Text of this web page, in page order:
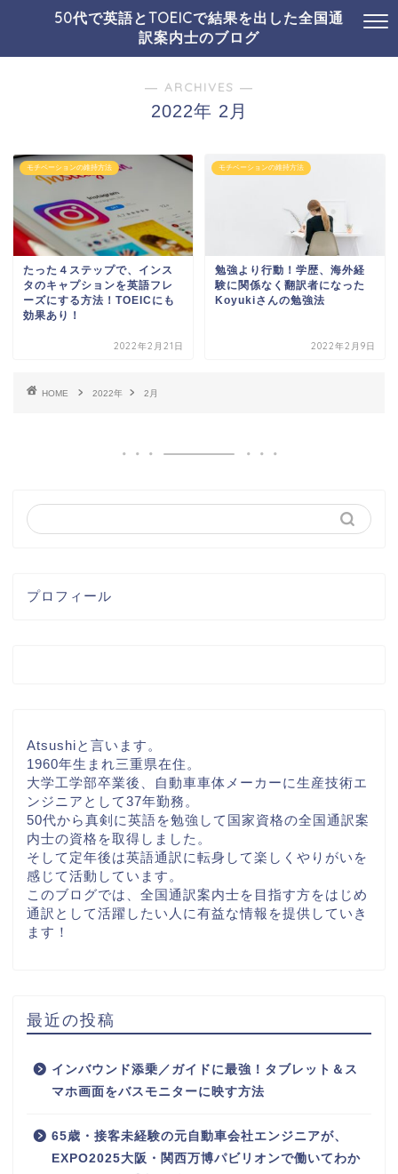
50代で英語とTOEICで結果を出した全国通
訳案内士のブログ
― ARCHIVES ―
2022年 2月
モチベーションの維持方法
たった４ステップで、インス
タのキャプションを英語フレ
ーズにする方法！TOEICにも
効果あり！
2022年2月21日
モチベーションの維持方法
勉強より行動！学歴、海外経
験に関係なく翻訳者になった
Koyukiさんの勉強法
2022年2月9日
HOME 2022年 2月
プロフィール
Atsushiと言います。
1960年生まれ三重県在住。
大学工学部卒業後、自動車車体メーカーに生産技術エ
ンジニアとして37年勤務。
50代から真剣に英語を勉強して国家資格の全国通訳案
内士の資格を取得しました。
そして定年後は英語通訳に転身して楽しくやりがいを
感じて活動しています。
このブログでは、全国通訳案内士を目指す方をはじめ
通訳として活躍したい⼈に有益な情報を提供していき
ます！
最近の投稿
インバウンド添乗／ガイドに最強！タブレット＆ス
マホ画面をバスモニターに映す方法
65歳・接客未経験の元自動車会社エンジニアが、
EXPO2025大阪・関西万博パビリオンで働いてわか